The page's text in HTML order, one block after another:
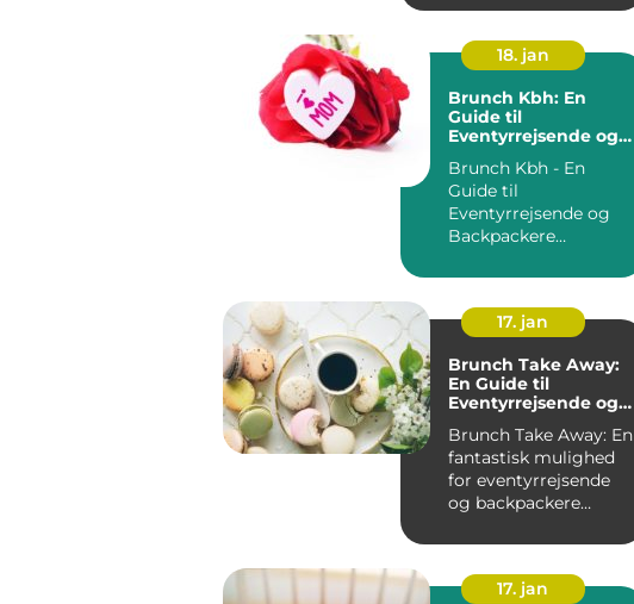
18. jan
Brunch Kbh: En
Guide til
Eventyrrejsende og
Brunch Kbh - En
Guide til
Eventyrrejsende og
Backpackere
Brunch Kbh ...
17. jan
Brunch Take Away:
En Guide til
Eventyrrejsende og
Brunch Take Away: En
fantastisk mulighed
for eventyrrejsende
og backpackere
brunc...
17. jan